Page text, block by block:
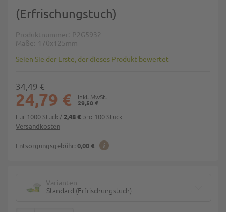
(Erfrischungstuch)
Produktnummer P2G5932
Maße
170x125mm
Seien Sie der Erste, der dieses Produkt bewertet
Versandkosten
Entsorgungsgebühr: 0,00 €
29,50 €
24,79 €
34,49 €
Für 1000 Stück / 2,48 € pro 100 Stück
Varianten
Standard (Erfrischungstuch)